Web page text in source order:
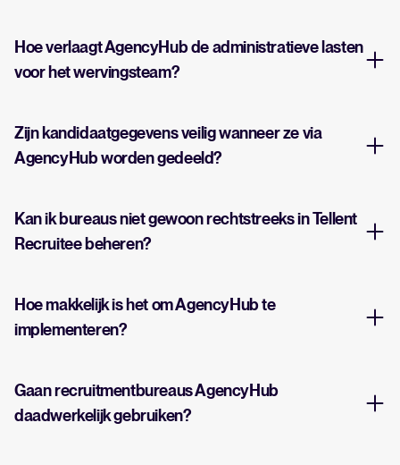
Hoe verlaagt AgencyHub de administratieve lasten
voor het wervingsteam?
Zijn kandidaatgegevens veilig wanneer ze via
AgencyHub worden gedeeld?
Kan ik bureaus niet gewoon rechtstreeks in Tellent
Recruitee beheren?
Hoe makkelijk is het om AgencyHub te
implementeren?
Gaan recruitmentbureaus AgencyHub
daadwerkelijk gebruiken?